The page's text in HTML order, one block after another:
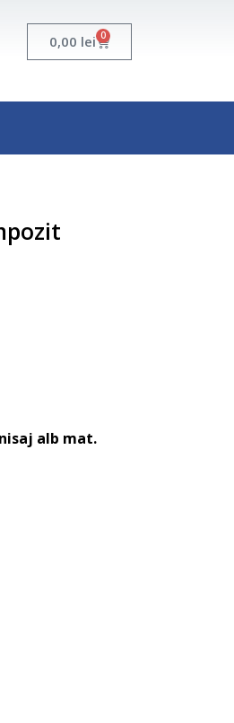
0,00 lei 0 Cart
alb mat.